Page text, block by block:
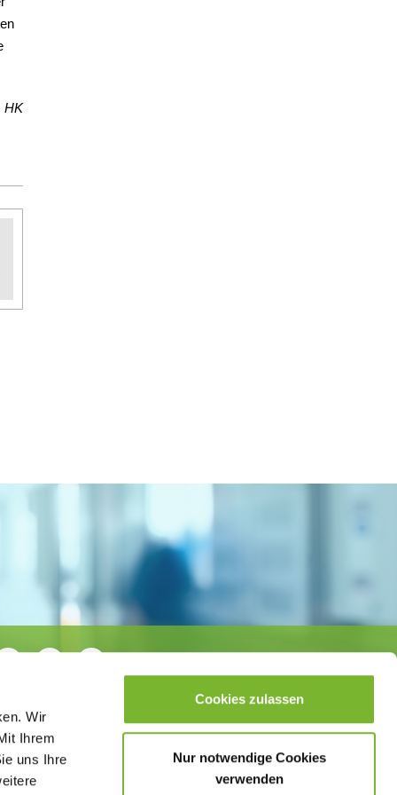
Wir
Ihrem
uns Ihre
Cookies zulassen
Nur notwendige Cookies
verwenden
HK